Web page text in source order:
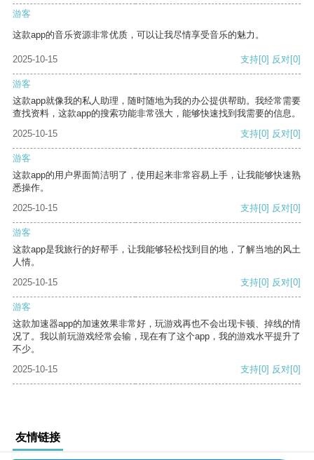
游客
这款app的音乐资源非常优质，可以让我尽情享受音乐的魅力。
2025-10-15 支持[0] 反对[0]
游客
这款app就像我的私人助理，随时随地为我的办公提供帮助。我经常需要
查找资料，这款app的搜索功能非常强大，能够快速找到我需要的信息。
2025-10-15
支持[0] 反对[0]
游客
这款app的用户界面简洁明了，使用起来非常容易上手，让我能够快速熟
悉操作。
2025-10-15
支持[0] 反对[0]
游客
这款app是我旅行的好帮手，让我能够轻松找到目的地，了解当地的风土
人情。
2025-10-15
支持[0] 反对[0]
游客
这款加速器app的加速效果非常好，玩游戏再也不会出现卡顿、掉线的情
况了。我以前玩游戏经常会输，现在有了这个app，我的游戏水平提升了
不少。
2025-10-15
支持[0] 反对[0]
友情链接